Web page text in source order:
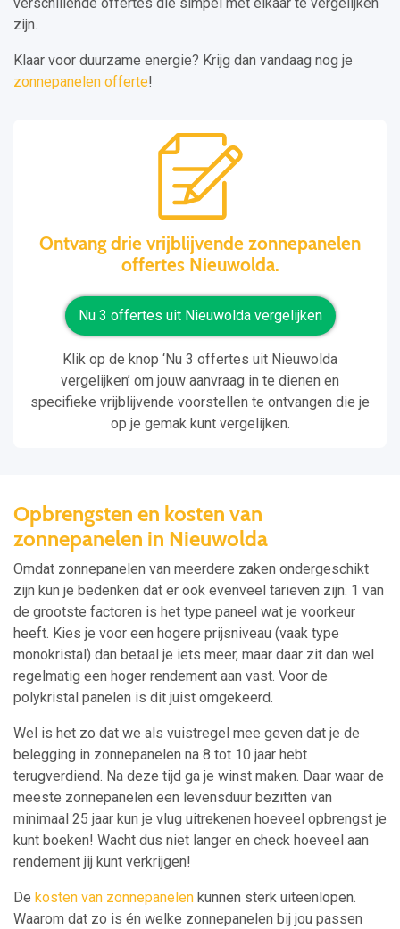
verschillende offertes die simpel met elkaar te vergelijken
zijn.
Klaar voor duurzame energie? Krijg dan vandaag nog je
zonnepanelen offerte!
Ontvang drie vrijblijvende zonnepanelen
offertes Nieuwolda.
Nu 3 offertes uit Nieuwolda vergelijken
Klik op de knop ‘Nu 3 offertes uit Nieuwolda
vergelijken’ om jouw aanvraag in te dienen en
specifieke vrijblijvende voorstellen te ontvangen die je
op je gemak kunt vergelijken.
Opbrengsten en kosten van
zonnepanelen in Nieuwolda
Omdat zonnepanelen van meerdere zaken ondergeschikt
zijn kun je bedenken dat er ook evenveel tarieven zijn. 1 van
de grootste factoren is het type paneel wat je voorkeur
heeft. Kies je voor een hogere prijsniveau (vaak type
monokristal) dan betaal je iets meer, maar daar zit dan wel
regelmatig een hoger rendement aan vast. Voor de
polykristal panelen is dit juist omgekeerd.
Wel is het zo dat we als vuistregel mee geven dat je de
belegging in zonnepanelen na 8 tot 10 jaar hebt
terugverdiend. Na deze tijd ga je winst maken. Daar waar de
meeste zonnepanelen een levensduur bezitten van
minimaal 25 jaar kun je vlug uitrekenen hoeveel opbrengst je
kunt boeken! Wacht dus niet langer en check hoeveel aan
rendement jij kunt verkrijgen!
De kosten van zonnepanelen kunnen sterk uiteenlopen.
Waarom dat zo is én welke zonnepanelen bij jou passen